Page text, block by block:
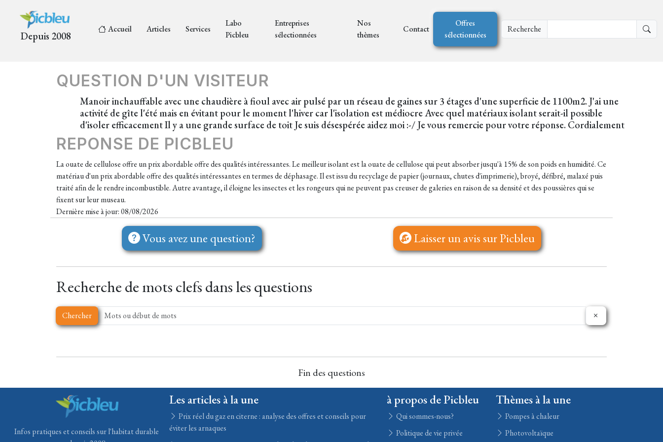
Depuis 2008
Accueil Articles Services
Labo
Picbleu
Entreprises
sélectionnées
Nos
thèmes
Contact
Offres
sélectionnées
Recherche
QUESTION D'UN VISITEUR
Manoir inchauffable avec une chaudière à fioul avec air pulsé par un réseau de gaines sur 3 étages d'une superficie de 1100m2. J'ai une
activité de gîte l'été mais en évitant pour le moment l'hiver car l'isolation est médiocre Avec quel matériaux isolant serait-il possible
d'isoler efficacement Il y a une grande surface de toit Je suis désespérée aidez moi :-/ Je vous remercie pour votre réponse. Cordialement
REPONSE DE PICBLEU
La ouate de cellulose offre un prix abordable offre des qualités intéressantes. Le meilleur isolant est la ouate de cellulose qui peut absorber jusqu'à 15% de son poids en humidité. Ce
matériau d'un prix abordable offre des qualités intéressantes en termes de déphasage. Il est issu du recyclage de papier (journaux, chutes d'imprimerie), broyé, défibré, malaxé puis
traité afin de le rendre incombustible. Autre avantage, il éloigne les insectes et les rongeurs qui ne peuvent pas creuser de galeries en raison de sa densité et des poussières qui se
fixent sur leur museau.
Dernière mise à jour: 08/08/2026
Vous avez une question? Laisser un avis sur Picbleu
Recherche de mots clefs dans les questions
Chercher
Fin des questions
Infos pratiques et conseils sur l'habitat durable
Les articles à la une
Prix réel du gaz en citerne : analyse des offres et conseils pour
éviter les arnaques
à propos de Picbleu
Qui sommes-nous?
Politique de vie privée
Thèmes à la une
Pompes à chaleur
Photovoltaïque